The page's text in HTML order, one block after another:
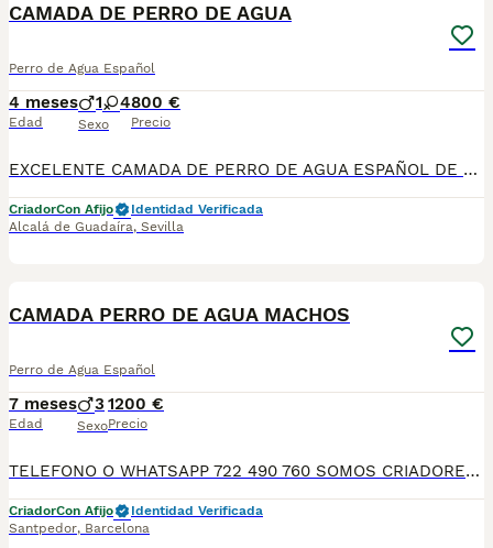
CAMADA DE PERRO DE AGUA
Perro de Agua Español
4 meses
Edad
1 4
Sexo
800 €
Precio
EXCELENTE CAMADA DE PERRO DE AGUA ESPAÑOL DE LÍNEA DE CAMPEONES DE BELLEZA. Disponible camada de 5 cachorros todos marrones: 1 macho y 4 hembras. Criados en ambiente familiar, con muy buen carácter y excelente morfología. Se entregan a partir del día 12 de mayo con: • Dos vacunas víricas • Chip y pasaporte europeo • Desparasitaciones al día • Pedigree en tramitación El padre es el ejemplar blanco y la madre la marrón que aparece junto a sus cachorros. La camada está avalada por 4 Campeones de España en su línea genética. Se entregan con contrato de compraventa y garantía por escrito. Tf 685901957 Disponemos de núcleo Zoológico Te lo llevamos a casa por el mismo precio . Ver videos de los cachorros .
CriadorCon Afijo
Identidad Verificada
Alcalá de Guadaíra, Sevilla
CAMADA PERRO DE AGUA MACHOS
Perro de Agua Español
7 meses
Edad
3
Sexo
1200 €
Precio
TELEFONO O WHATSAPP 722 490 760 SOMOS CRIADORES DIRECTOS SIN INTERMEDIARIOS! MAS DE 20 AÑOS EN EL SECTOR NOS AVALAN, VALORANDO NO SOLO LA CRIA RESPONSABLE SI NO TAMBIEN LA SELECCIÓN PARA MEJORAR LA RAZA DURANTE TODOS ESTOS AÑOS. NUESTROS CACHORROS SE ENTREGAN PREVIAMENTE REVISADOS POR UN VETERINARIO PROFESIONAL Y BAJO LOS MAS ESTRICTOS CONTROLES DE SALUD, HACEMOS HINCAPIÉ EN SU SOCIABILIZACIÓN PARA SU CORRECTO DESARROLLO NEUROLOGICO! Y OS ASESORAMOS ANTES DURANTE Y DESPUES DE LA ENTREGA PARA QUE TODO SEA LO MAS AFABLE Y FACIL POSIBLE DURANTE LA ADAPTACION! NUESTROS BEBE SE ENTREGAN A PARTIR DE LOS DOS MESES CON SUS VACUNAS AL DIA, DESPARASITADOS Y CON GARANTIAS DE SALUD, MICROCHIP Y CARTILLA DE VACUNACION! SI BUSCAS UN COMPAÑERO SANO Y EQUILIBRADO ESTE ES EL LUGAR, TE ASESORAREMOS DURANTE TODO EL PROCESO NO DUDES EN CONSULTAR POR NUESTROS PEQUES AL 722 490 760
CriadorCon Afijo
Identidad Verificada
Santpedor, Barcelona